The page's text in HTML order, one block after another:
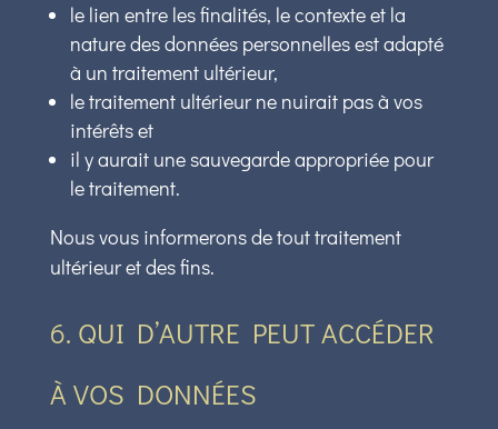
le lien entre les finalités, le contexte et la
nature des données personnelles est adapté
à un traitement ultérieur,
le traitement ultérieur ne nuirait pas à vos
intérêts et
il y aurait une sauvegarde appropriée pour
le traitement.
Nous vous informerons de tout traitement
ultérieur et des fins.
6. QUI D’AUTRE PEUT ACCÉDER
À VOS DONNÉES